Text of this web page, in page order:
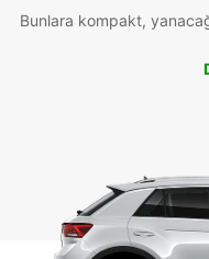
Bunlara kompakt,